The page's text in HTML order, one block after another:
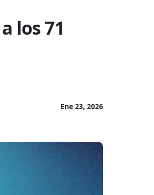
los 71
Ene 23, 2026